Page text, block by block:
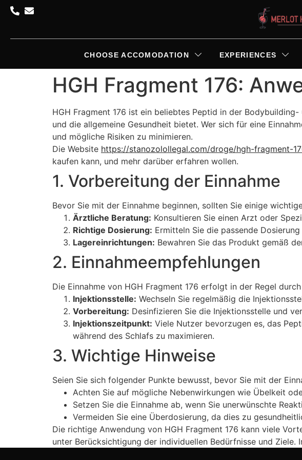
CHOOSE ACCOMODATION EXPERIENCES
HGH Fragment 176:
HGH Fragment 176 ist ein beliebtes Peptid in der
und die allgemeine Gesundheit bietet. Wer sich für eine
und mögliche Risiken zu minimieren.
Die Website https://stanozolollegal.com/droge/hgh-fragment-
kaufen kann, und mehr darüber erfahren wollen.
1. Vorbereitung der Einnahme
Bevor Sie mit der Einnahme beginnen, sollten Sie einige
Ärztliche Beratung: Konsultieren Sie einen Arzt oder
Richtige Dosierung: Ermitteln Sie die passende
Lagereinrichtungen: Bewahren Sie das Produkt gemäß
2. Einnahmeempfehlungen
Die Einnahme von HGH Fragment 176 erfolgt in der Regel
Injektionsstelle: Wechseln Sie regelmäßig die
Vorbereitung: Desinfizieren Sie die Injektionsstelle und
Injektionszeitpunkt: Viele Nutzer bevorzugen es, das
während des Schlafs zu maximieren.
3. Wichtige Hinweise
Seien Sie sich folgender Punkte bewusst, bevor Sie mit der
Achten Sie auf mögliche Nebenwirkungen wie Übelkeit
Setzen Sie die Einnahme ab, wenn Sie unerwünschte
Vermeiden Sie eine Überdosierung, da dies zu
Die richtige Anwendung von HGH Fragment 176 kann viele
unter Berücksichtigung der individuellen Bedürfnisse und